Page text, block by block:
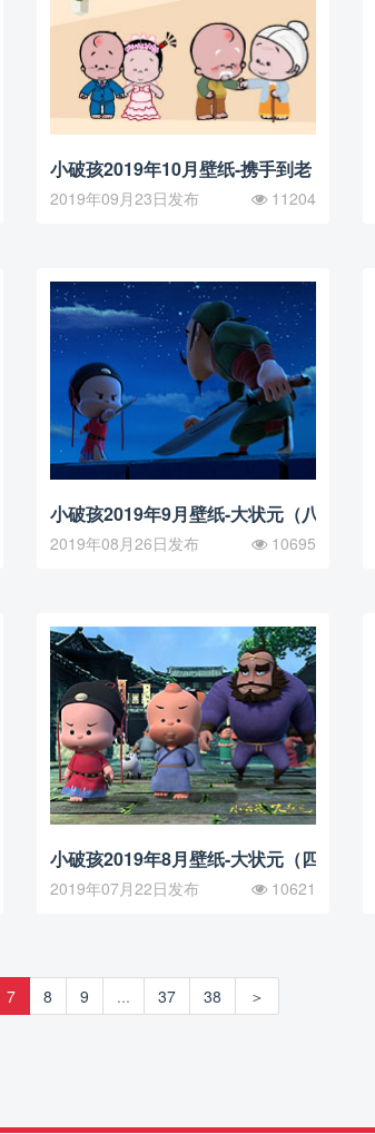
小破孩2019年10月壁纸-携手到老
2019年09月23日发布 11204
小破孩2019年9月壁纸-大状元（八）
2019年08月26日发布 10695
小破孩2019年8月壁纸-大状元（四）
2019年07月22日发布 10621
7 8 9 ... 37 38 ＞